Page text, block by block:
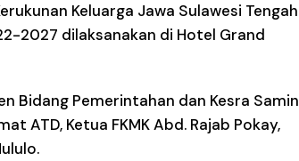
Keluarga Jawa Sulawesi Tengah
2027 dilaksanakan di Hotel Grand
Bidang Pemerintahan dan Kesra Samin
ATD, Ketua FKMK Abd. Rajab Pokay,